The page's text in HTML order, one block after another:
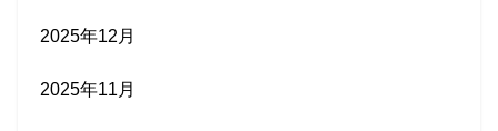
2025年12月
2025年11月